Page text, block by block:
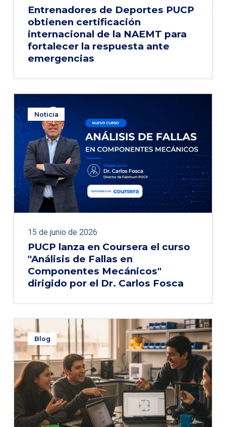
Entrenadores de Deportes PUCP
obtienen certificación
internacional de la NAEMT para
fortalecer la respuesta ante
emergencias
Noticia
15 de junio de 2026
PUCP lanza en Coursera el curso
"Análisis de Fallas en
Componentes Mecánicos"
dirigido por el Dr. Carlos Fosca
Blog